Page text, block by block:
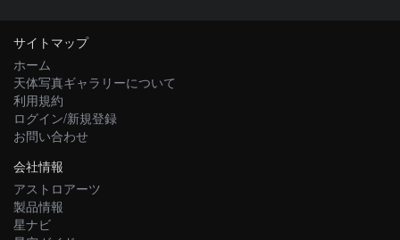
サイトマップ
ホーム
天体写真ギャラリーについて
利用規約
ログイン/新規登録
お問い合わせ
会社情報
アストロアーツ
製品情報
星ナビ